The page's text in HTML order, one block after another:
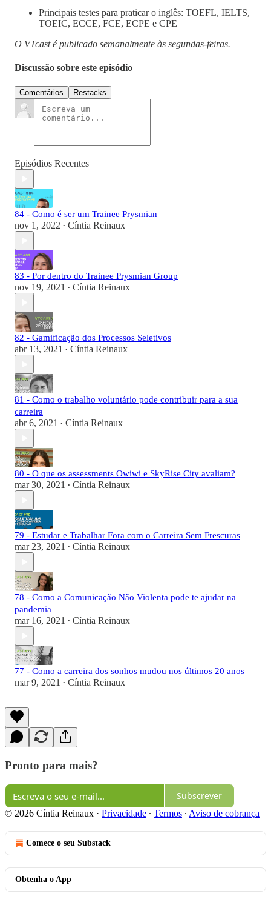
Principais testes para praticar o inglês: TOEFL, IELTS,
TOEIC, ECCE, FCE, ECPE e CPE
O VTcast é publicado semanalmente às segundas-feiras.
Discussão sobre este episódio
Comentários Restacks
Episódios Recentes
84 - Como é ser um Trainee Prysmian
nov 1, 2022 • Cíntia Reinaux
83 - Por dentro do Trainee Prysmian Group
nov 19, 2021 • Cíntia Reinaux
82 - Gamificação dos Processos Seletivos
abr 13, 2021 • Cíntia Reinaux
81 - Como o trabalho voluntário pode contribuir para a sua
carreira
abr 6, 2021 • Cíntia Reinaux
80 - O que os assessments Owiwi e SkyRise City avaliam?
mar 30, 2021 • Cíntia Reinaux
79 - Estudar e Trabalhar Fora com o Carreira Sem Frescuras
mar 23, 2021 • Cíntia Reinaux
78 - Como a Comunicação Não Violenta pode te ajudar na
pandemia
mar 16, 2021 • Cíntia Reinaux
77 - Como a carreira dos sonhos mudou nos últimos 20 anos
mar 9, 2021 • Cíntia Reinaux
Pronto para mais?
Subscrever
© 2026 Cíntia Reinaux · Privacidade ∙ Termos ∙ Aviso de cobrança
Comece o seu Substack
Obtenha o App